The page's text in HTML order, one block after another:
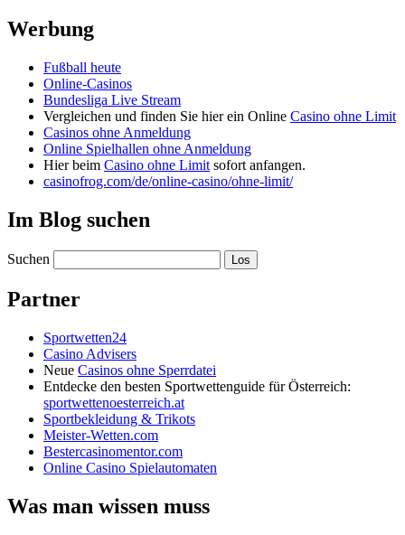
Werbung
Fußball heute
Online-Casinos
Bundesliga Live Stream
Vergleichen und finden Sie hier ein Online Casino ohne Limit
Casinos ohne Anmeldung
Online Spielhallen ohne Anmeldung
Hier beim Casino ohne Limit sofort anfangen.
casinofrog.com/de/online-casino/ohne-limit/
Im Blog suchen
Suchen
Partner
Sportwetten24
Casino Advisers
Neue Casinos ohne Sperrdatei
Entdecke den besten Sportwettenguide für Österreich:
sportwettenoesterreich.at
Sportbekleidung & Trikots
Meister-Wetten.com
Bestercasinomentor.com
Online Casino Spielautomaten
Was man wissen muss